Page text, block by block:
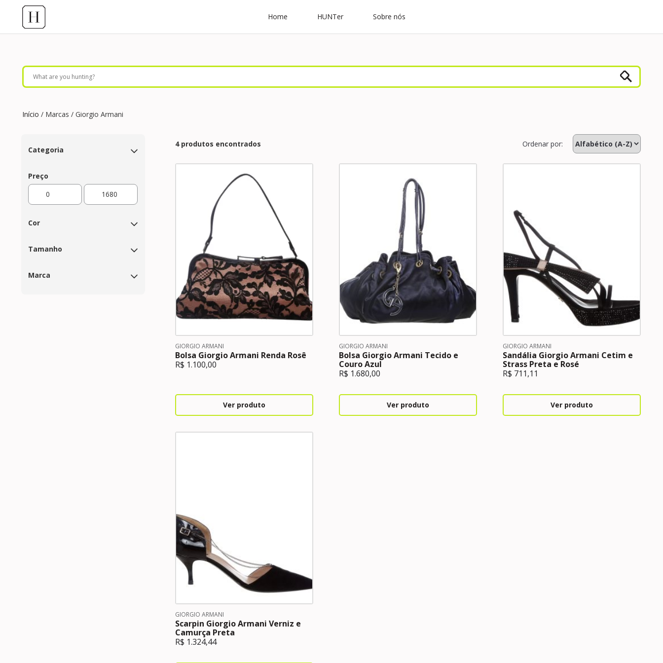
Home HUNTer Sobre nós
Início / Marcas / Giorgio Armani
Categoria
Preço
Cor
Tamanho
Marca
4 produtos encontrados Ordenar por:
GIORGIO ARMANI
Bolsa Giorgio Armani Renda Rosê
R$ 1.100,00
Ver produto
GIORGIO ARMANI
Bolsa Giorgio Armani Tecido e
Couro Azul
R$ 1.680,00
Ver produto
GIORGIO ARMANI
Sandália Giorgio Armani Cetim e
Strass Preta e Rosé
R$ 711,11
Ver produto
GIORGIO ARMANI
Scarpin Giorgio Armani Verniz e
Camurça Preta
R$ 1.324,44